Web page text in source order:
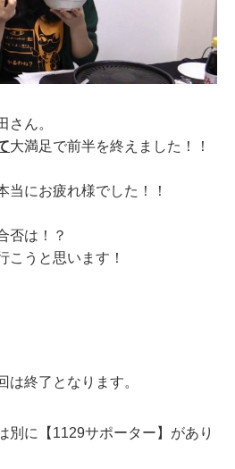
さん。
大満足で前半を終えました！！
当にお疲れ様でした！！
否は！？
こうと思います！
は終了となります。
別に【1129サポーター】があり